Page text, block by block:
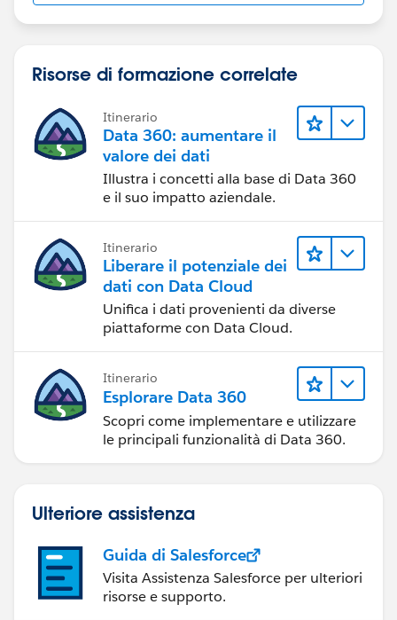
Risorse di formazione correlate
Itinerario
Data 360: aumentare il
valore dei dati
Illustra i concetti alla base di Data 360
e il suo impatto aziendale.
Itinerario
Liberare il potenziale dei
dati con Data Cloud
Unifica i dati provenienti da diverse
piattaforme con Data Cloud.
Itinerario
Esplorare Data 360
Scopri come implementare e utilizzare
le principali funzionalità di Data 360.
Ulteriore assistenza
Guida di Salesforce
Visita Assistenza Salesforce per ulteriori
risorse e supporto.